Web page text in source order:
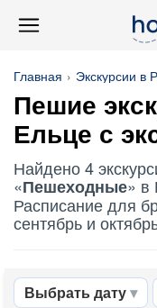
Главная Экскурсии в
Пешие
Ельце с
Найдено 4
«Пешеходные» в
Расписание для
сентябрь и
Выбрать дату